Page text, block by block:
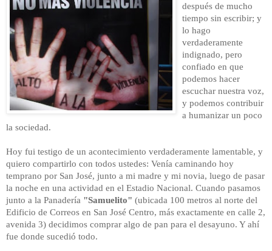
después de mucho
tiempo sin escribir; y
lo hago
verdaderamente
indignado, pero
confiado en que
podemos hacer
escuchar nuestra voz,
y podemos contribuir
a humanizar un poco
la sociedad.
Hoy fui testigo de un acontecimiento verdaderamente lamentable, y
quiero compartirlo con todos ustedes: Venía caminando hoy
temprano por San José, junto a mi madre y mi novia, luego de pasar
la noche en una actividad en el Estadio Nacional. Cuando pasamos
junto a la Panadería "Samuelito" (ubicada 100 metros al norte del
Edificio de Correos en San José Centro, más exactamente en calle 2,
avenida 3) decidimos comprar algo de pan para el desayuno. Y ahí
fue donde sucedió todo.